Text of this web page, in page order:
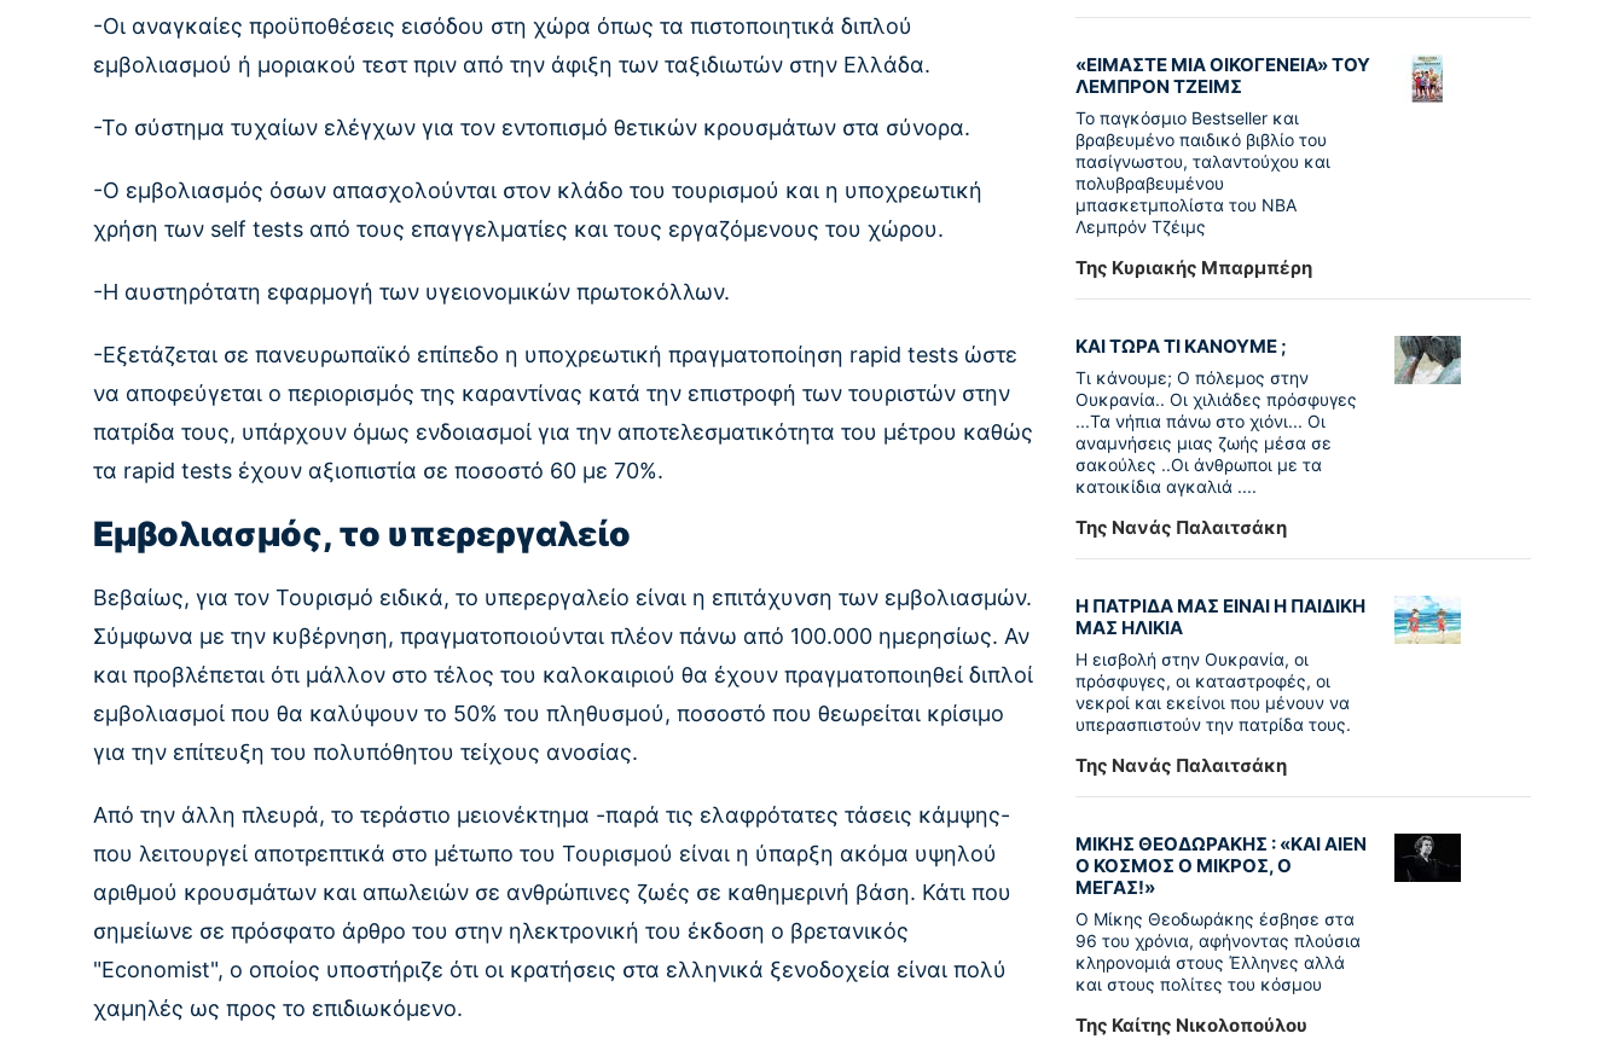
-Οι αναγκαίες προϋποθέσεις εισόδου στη χώρα όπως τα πιστοποιητικά διπλού
εμβολιασμού ή μοριακού τεστ πριν από την άφιξη των ταξιδιωτών στην Ελλάδα.
-Το σύστημα τυχαίων ελέγχων για τον εντοπισμό θετικών κρουσμάτων στα σύνορα.
-Ο εμβολιασμός όσων απασχολούνται στον κλάδο του τουρισμού και η υποχρεωτική
χρήση των self tests από τους επαγγελματίες και τους εργαζόμενους του χώρου.
-Η αυστηρότατη εφαρμογή των υγειονομικών πρωτοκόλλων.
-Εξετάζεται σε πανευρωπαϊκό επίπεδο η υποχρεωτική πραγματοποίηση rapid tests ώστε
να αποφεύγεται ο περιορισμός της καραντίνας κατά την επιστροφή των τουριστών στην
πατρίδα τους, υπάρχουν όμως ενδοιασμοί για την αποτελεσματικότητα του μέτρου καθώς
τα rapid tests έχουν αξιοπιστία σε ποσοστό 60 με 70%.
Εμβολιασμός, το υπερεργαλείο
Βεβαίως, για τον Τουρισμό ειδικά, το υπερεργαλείο είναι η επιτάχυνση των εμβολιασμών.
Σύμφωνα με την κυβέρνηση, πραγματοποιούνται πλέον πάνω από 100.000 ημερησίως. Αν
και προβλέπεται ότι μάλλον στο τέλος του καλοκαιριού θα έχουν πραγματοποιηθεί διπλοί
εμβολιασμοί που θα καλύψουν το 50% του πληθυσμού, ποσοστό που θεωρείται κρίσιμο
για την επίτευξη του πολυπόθητου τείχους ανοσίας.
Από την άλλη πλευρά, το τεράστιο μειονέκτημα -παρά τις ελαφρότατες τάσεις κάμψης-
που λειτουργεί αποτρεπτικά στο μέτωπο του Τουρισμού είναι η ύπαρξη ακόμα υψηλού
αριθμού κρουσμάτων και απωλειών σε ανθρώπινες ζωές σε καθημερινή βάση. Κάτι που
σημείωνε σε πρόσφατο άρθρο του στην ηλεκτρονική του έκδοση ο βρετανικός
"Economist", ο οποίος υποστήριζε ότι οι κρατήσεις στα ελληνικά ξενοδοχεία είναι πολύ
χαμηλές ως προς το επιδιωκόμενο.
«ΕΙΜΑΣΤΕ ΜΙΑ ΟΙΚΟΓΕΝΕΙΑ» ΤΟΥ
ΛΕΜΠΡΟΝ ΤΖΕΙΜΣ
To παγκόσµιο Bestseller και
βραβευµένο παιδικό βιβλίο του
πασίγνωστου, ταλαντούχου και
πολυβραβευµένου
µπασκετµπολίστα του NBA
Λεµπρόν Τζέιμς
Της Κυριακής Μπαρμπέρη
ΚΑΙ ΤΩΡΑ ΤΙ ΚΑΝΟΥΜΕ ;
Τι κάνουμε; Ο πόλεμος στην
Ουκρανία.. Οι χιλιάδες πρόσφυγες
...Τα νήπια πάνω στο χιόνι... Οι
αναμνήσεις μιας ζωής μέσα σε
σακούλες ..Οι άνθρωποι με τα
κατοικίδια αγκαλιά ....
Της Νανάς Παλαιτσάκη
Η ΠΑΤΡΙΔΑ ΜΑΣ ΕΙΝΑΙ Η ΠΑΙΔΙΚΗ
ΜΑΣ ΗΛΙΚΙΑ
Η εισβολή στην Ουκρανία, οι
πρόσφυγες, οι καταστροφές, οι
νεκροί και εκείνοι που μένουν να
υπερασπιστούν την πατρίδα τους.
Της Νανάς Παλαιτσάκη
ΜΙΚΗΣ ΘΕΟΔΩΡΑΚΗΣ : «KAI ΑΙΕΝ
Ο ΚΟΣΜΟΣ Ο ΜΙΚΡΟΣ, Ο
ΜΕΓΑΣ!»
Ο Μίκης Θεοδωράκης έσβησε στα
96 του χρόνια, αφήνοντας πλούσια
κληρονομιά στους Έλληνες αλλά
και στους πολίτες του κόσμου
Της Καίτης Νικολοπούλου